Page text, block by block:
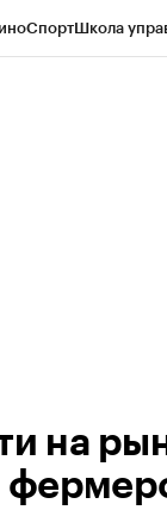
СпортШкола
на